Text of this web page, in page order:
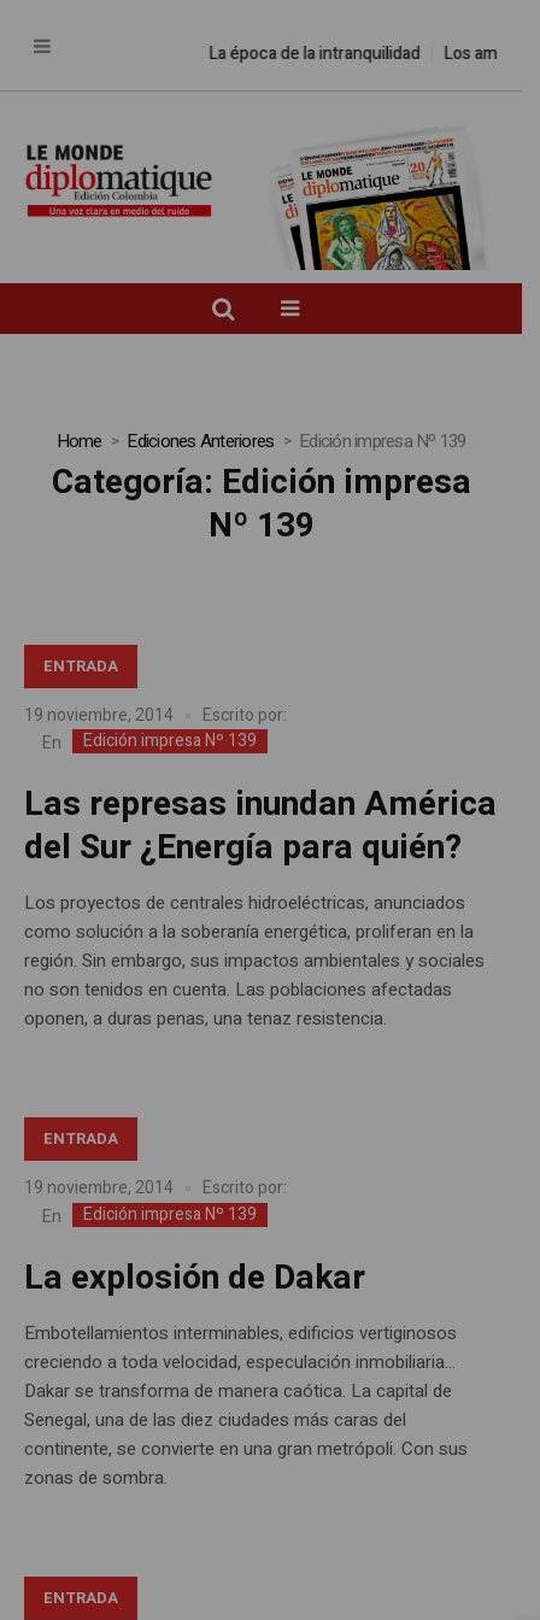
La época de la intranquilidad Los amos
Home Ediciones Anteriores Edición impresa Nº 139
Categoría: Edición impresa
Nº 139
ENTRADA
19 noviembre, 2014
Escrito por:
En
Edición impresa Nº 139
Las represas inundan América
del Sur ¿Energía para quién?
Los proyectos de centrales hidroeléctricas, anunciados
como solución a la soberanía energética, proliferan en la
región. Sin embargo, sus impactos ambientales y sociales
no son tenidos en cuenta. Las poblaciones afectadas
oponen, a duras penas, una tenaz resistencia.
ENTRADA
19 noviembre, 2014
Escrito por:
En
Edición impresa Nº 139
La explosión de Dakar
Embotellamientos interminables, edificios vertiginosos
creciendo a toda velocidad, especulación inmobiliaria…
Dakar se transforma de manera caótica. La capital de
Senegal, una de las diez ciudades más caras del
continente, se convierte en una gran metrópoli. Con sus
zonas de sombra.
ENTRADA